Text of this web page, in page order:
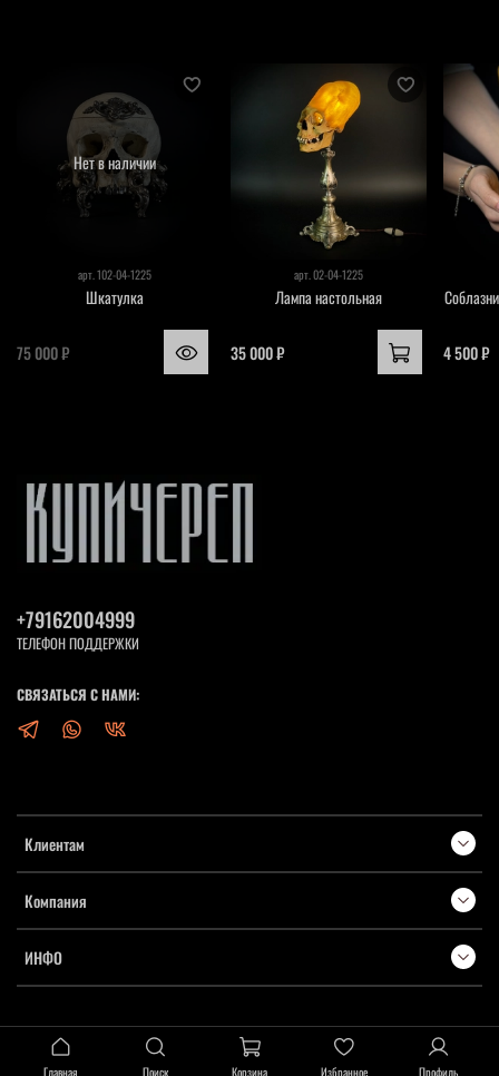
Нет в наличии
арт.102-04-1225
Шкатулка
75 000 ₽
арт.02-04-1225
Лампа настольная
35 000 ₽ 4 500 ₽
Клиентам
Компания
ИНФО
+79162004999
ТЕЛЕФОН ПОДДЕРЖКИ
СВЯЗАТЬСЯ С НАМИ:
Главная Поиск Корзина Избранное Профиль